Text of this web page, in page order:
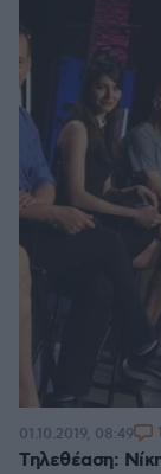
Τηλεθέαση:
01.10.2019, 08:49